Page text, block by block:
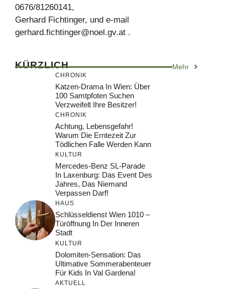
0676/81260141,
Gerhard Fichtinger, und e-mail
gerhard.fichtinger@noel.gv.at .
KÜRZLICH Mehr
CHRONIK
Katzen-Drama In Wien: Über
100 Samtpfoten Suchen
Verzweifelt Ihre Besitzer!
CHRONIK
Achtung, Lebensgefahr!
Warum Die Erntezeit Zur
Tödlichen Falle Werden Kann
KULTUR
Mercedes-Benz SL-Parade
In Laxenburg: Das Event Des
Jahres, Das Niemand
Verpassen Darf!
HAUS
Schlüsseldienst Wien 1010 –
Türöffnung In Der Inneren
Stadt
KULTUR
Dolomiten-Sensation: Das
Ultimative Sommerabenteuer
Für Kids In Val Gardena!
AKTUELL